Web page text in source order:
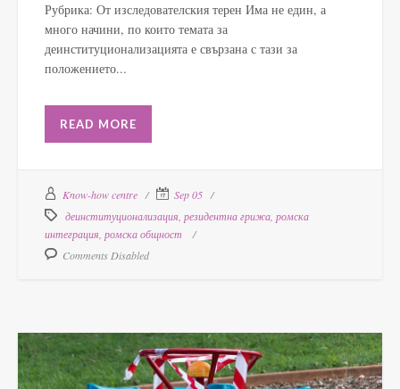
Рубрика: От изследователския терен Има не един, а
много начини, по които темата за
деинституционализацията е свързана с тази за
положението...
READ MORE
Know-how centre
Sep 05
деинституционализация резидентна грижа ромска
интеграция ромска общност
Comments Disabled